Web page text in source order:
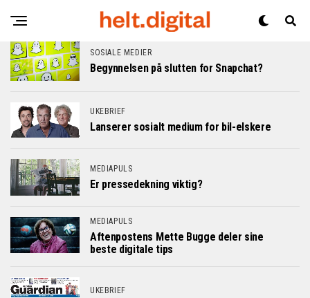
SOSIALE MEDIER
Begynnelsen på slutten for Snapchat?
UKEBRIEF
Lanserer sosialt medium for bil-elskere
MEDIAPULS
Er pressedekning viktig?
MEDIAPULS
Aftenpostens Mette Bugge deler sine
beste digitale tips
UKEBRIEF